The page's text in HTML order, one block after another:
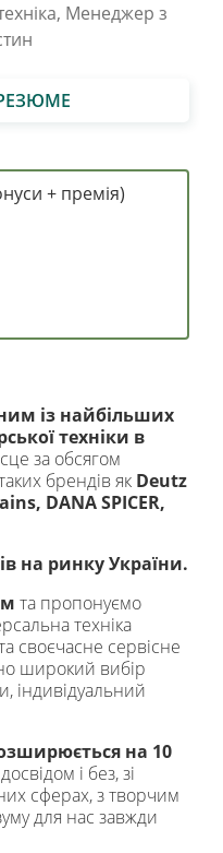
Менеджер з
+ премія)
із найбільших
техніки в
за обсягом
брендів як Deutz
DANA SPICER,
на ринку України.
та пропонуємо
техніка
своєчасне сервісне
широкий вибір
індивідуальний
на 10
і без, зі
сферах, з творчим
для нас завжди